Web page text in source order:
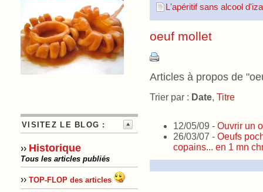
VISITEZ LE BLOG :
›› Historique
Tous les articles publiés
›› TOP-FLOP des articles
L'apéritif sans alcool
oeuf mollet
Articles à propos de
Trier par : Date, Titre
12/05/09 - Ouvrir un
26/03/07 - Oeufs
copains... en 1 mn